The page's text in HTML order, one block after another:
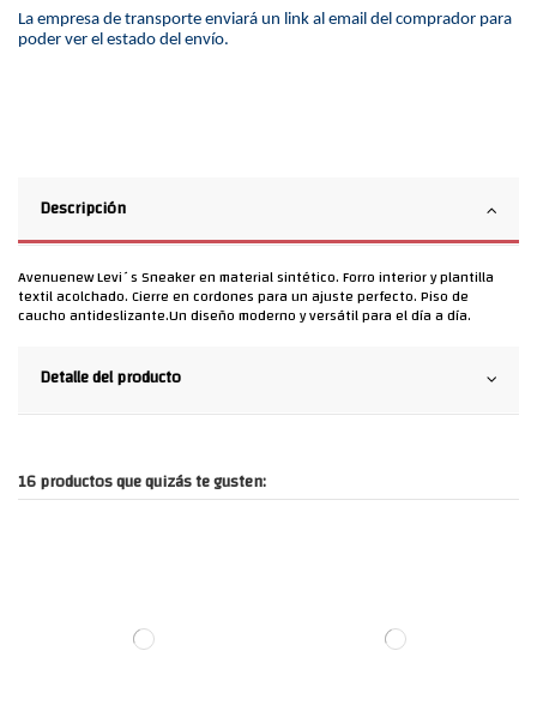
La empresa de transporte enviará un link al email del comprador para
poder ver el estado del envío.
Descripción
Avenuenew Levi´s Sneaker en material sintético. Forro interior y plantilla
textil acolchado. Cierre en cordones para un ajuste perfecto. Piso de
caucho antideslizante.Un diseño moderno y versátil para el día a día.
Detalle del producto
16 productos que quizás te gusten: